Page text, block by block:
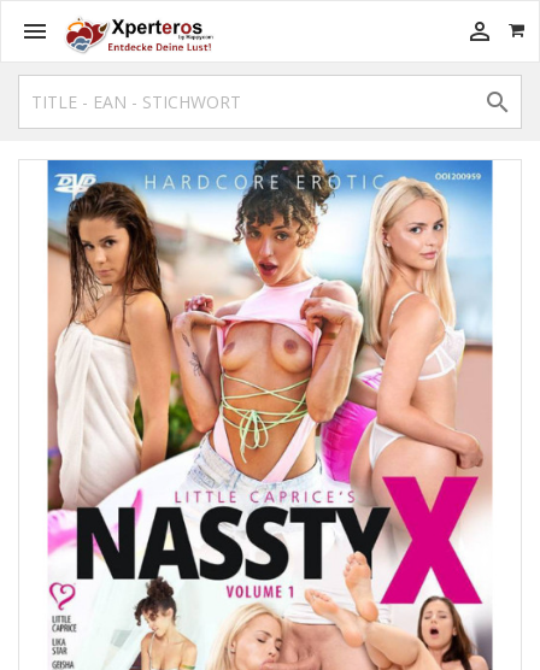
 
